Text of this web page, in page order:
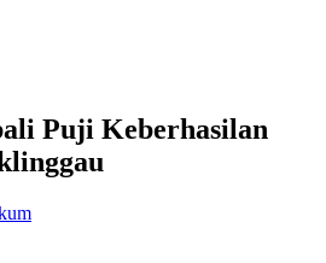
Puji Keberhasilan